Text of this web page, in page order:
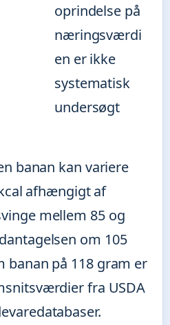
oprindelse på
næringsværdi
en er ikke
systematisk
undersøgt
banan kan variere
afhængigt af
mellem 85 og
om 105
banan på 118 gram er
fra USDA